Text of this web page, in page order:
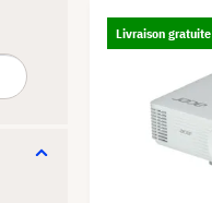
Livraison gratuite